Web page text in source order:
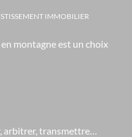
IMMOBILIER
montagne est un choix
arbitrer, transmettre…